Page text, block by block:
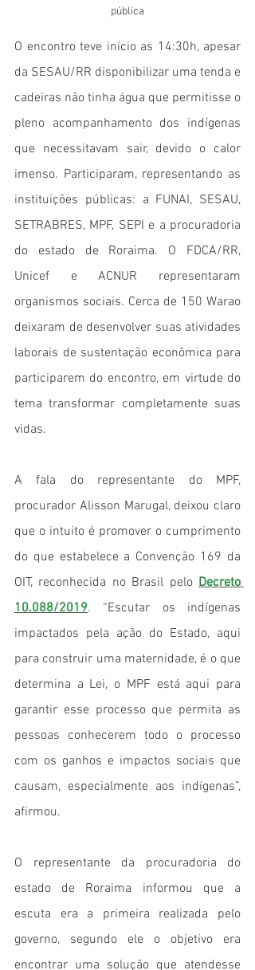
pública
O encontro teve início as 14:30h, apesar
da SESAU/RR disponibilizar uma tenda e
cadeiras não tinha água que permitisse o
pleno acompanhamento dos indígenas
que necessitavam sair, devido o calor
imenso. Participaram, representando as
instituições públicas: a FUNAI, SESAU,
SETRABRES, MPF, SEPI e a procuradoria
do estado de Roraima. O FDCA/RR,
Unicef e ACNUR representaram
organismos sociais. Cerca de 150 Warao
deixaram de desenvolver suas atividades
laborais de sustentação econômica para
participarem do encontro, em virtude do
tema transformar completamente suas
vidas.
A fala do representante do MPF,
procurador Alisson Marugal, deixou claro
que o intuito é promover o cumprimento
do que estabelece a Convenção 169 da
OIT, reconhecida no Brasil pelo Decreto
10.088/2019. “Escutar os indígenas
impactados pela ação do Estado, aqui
para construir uma maternidade, é o que
determina a Lei, o MPF está aqui para
garantir esse processo que permita as
pessoas conhecerem todo o processo
com os ganhos e impactos sociais que
causam, especialmente aos indígenas”,
afirmou.
O representante da procuradoria do
estado de Roraima informou que a
escuta era a primeira realizada pelo
governo, segundo ele o objetivo era
encontrar uma solução que atendesse